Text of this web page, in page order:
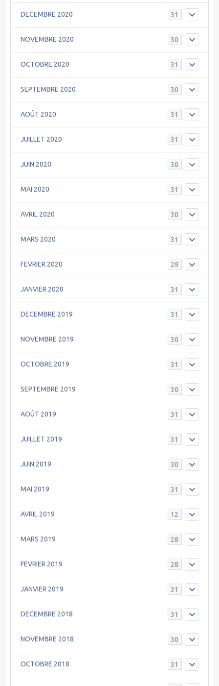
DECEMBRE 2020 31
NOVEMBRE 2020 30
OCTOBRE 2020 31
SEPTEMBRE 2020 30
AOÛT 2020 31
JUILLET 2020 31
JUIN 2020 30
MAI 2020 31
AVRIL 2020 30
MARS 2020 31
FEVRIER 2020 29
JANVIER 2020 31
DECEMBRE 2019 31
NOVEMBRE 2019 30
OCTOBRE 2019 31
SEPTEMBRE 2019 30
AOÛT 2019 31
JUILLET 2019 31
JUIN 2019 30
MAI 2019 31
AVRIL 2019 12
MARS 2019 28
FEVRIER 2019 28
JANVIER 2019 31
DECEMBRE 2018 31
NOVEMBRE 2018 30
OCTOBRE 2018 31